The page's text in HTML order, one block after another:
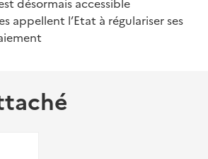
appellent l’Etat à régulariser ses